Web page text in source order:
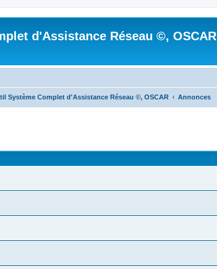
d'Assistance Réseau ©, OSCAR
Système Complet d'Assistance Réseau ©, OSCAR Annonces